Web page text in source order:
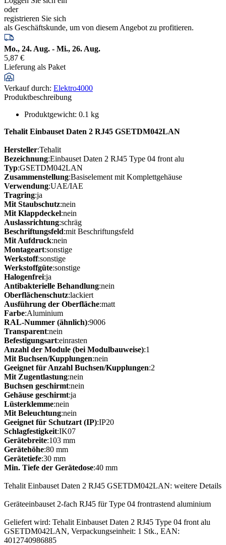
oder
registrieren Sie sich
als Geschäftskunde, um von diesem Angebot zu profitieren.
Mo., 24. Aug. - Mi., 26. Aug.
5,87 €
Lieferung als Paket
Verkauf durch: Elektro4000
Produktbeschreibung
Produktgewicht: 0.1 kg
Tehalit Einbauset Daten 2 RJ45 GSETDM042LAN
Hersteller:Tehalit
Bezeichnung:Einbauset Daten 2 RJ45 Type 04 front alu
Typ:GSETDM042LAN
Zusammenstellung:Basiselement mit Komplettgehäuse
Verwendung:UAE/IAE
Tragring:ja
Mit Staubschutz:nein
Mit Klappdeckel:nein
Auslassrichtung:schräg
Beschriftungsfeld:mit Beschriftungsfeld
Mit Aufdruck:nein
Montageart:sonstige
Werkstoff:sonstige
Werkstoffgüte:sonstige
Halogenfrei:ja
Antibakterielle Behandlung:nein
Oberflächenschutz:lackiert
Ausführung der Oberfläche:matt
Farbe:Aluminium
RAL-Nummer (ähnlich):9006
Transparent:nein
Befestigungsart:einrasten
Anzahl der Module (bei Modulbauweise):1
Mit Buchsen/Kupplungen:nein
Geeignet für Anzahl Buchsen/Kupplungen:2
Mit Zugentlastung:nein
Buchsen geschirmt:nein
Gehäuse geschirmt:ja
Lüsterklemme:nein
Mit Beleuchtung:nein
Geeignet für Schutzart (IP):IP20
Schlagfestigkeit:IK07
Gerätebreite:103 mm
Gerätehöhe:80 mm
Gerätetiefe:30 mm
Min. Tiefe der Gerätedose:40 mm
Tehalit Einbauset Daten 2 RJ45 GSETDM042LAN: weitere Details
Geräteeinbauset 2-fach RJ45 für Type 04 frontrastend aluminium
Geliefert wird: Tehalit Einbauset Daten 2 RJ45 Type 04 front alu
GSETDM042LAN, Verpackungseinheit: 1 Stk., EAN:
4012740986885